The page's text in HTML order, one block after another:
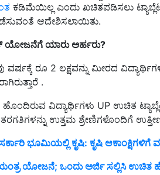
ಆದೇಶಿಸಲಾಯಿತು.
ಯೋಜನೆಗೆ ಯಾರು ಅರ್ಹರು?
ವರ್ಷಕ್ಕೆ ರೂ 2 ಲಕ್ಷವನ್ನು ಮೀರದ
.
ಹೊಂದಿರುವ ವಿದ್ಯಾರ್ಥಿಗಳು UP ಉಚಿತ
ಉತ್ತಮ ಶ್ರೇಣಿಗಳೊಂದಿಗೆ
ಸರ್ಕಾರಿ ಭೂಮಿಯಲ್ಲಿ ಕೃಷಿ: ಕೃಷಿ
ಯೋಜನೆ; ಒಂದು ಅರ್ಜಿ ಸಲ್ಲಿಸಿ ಉಚಿತ